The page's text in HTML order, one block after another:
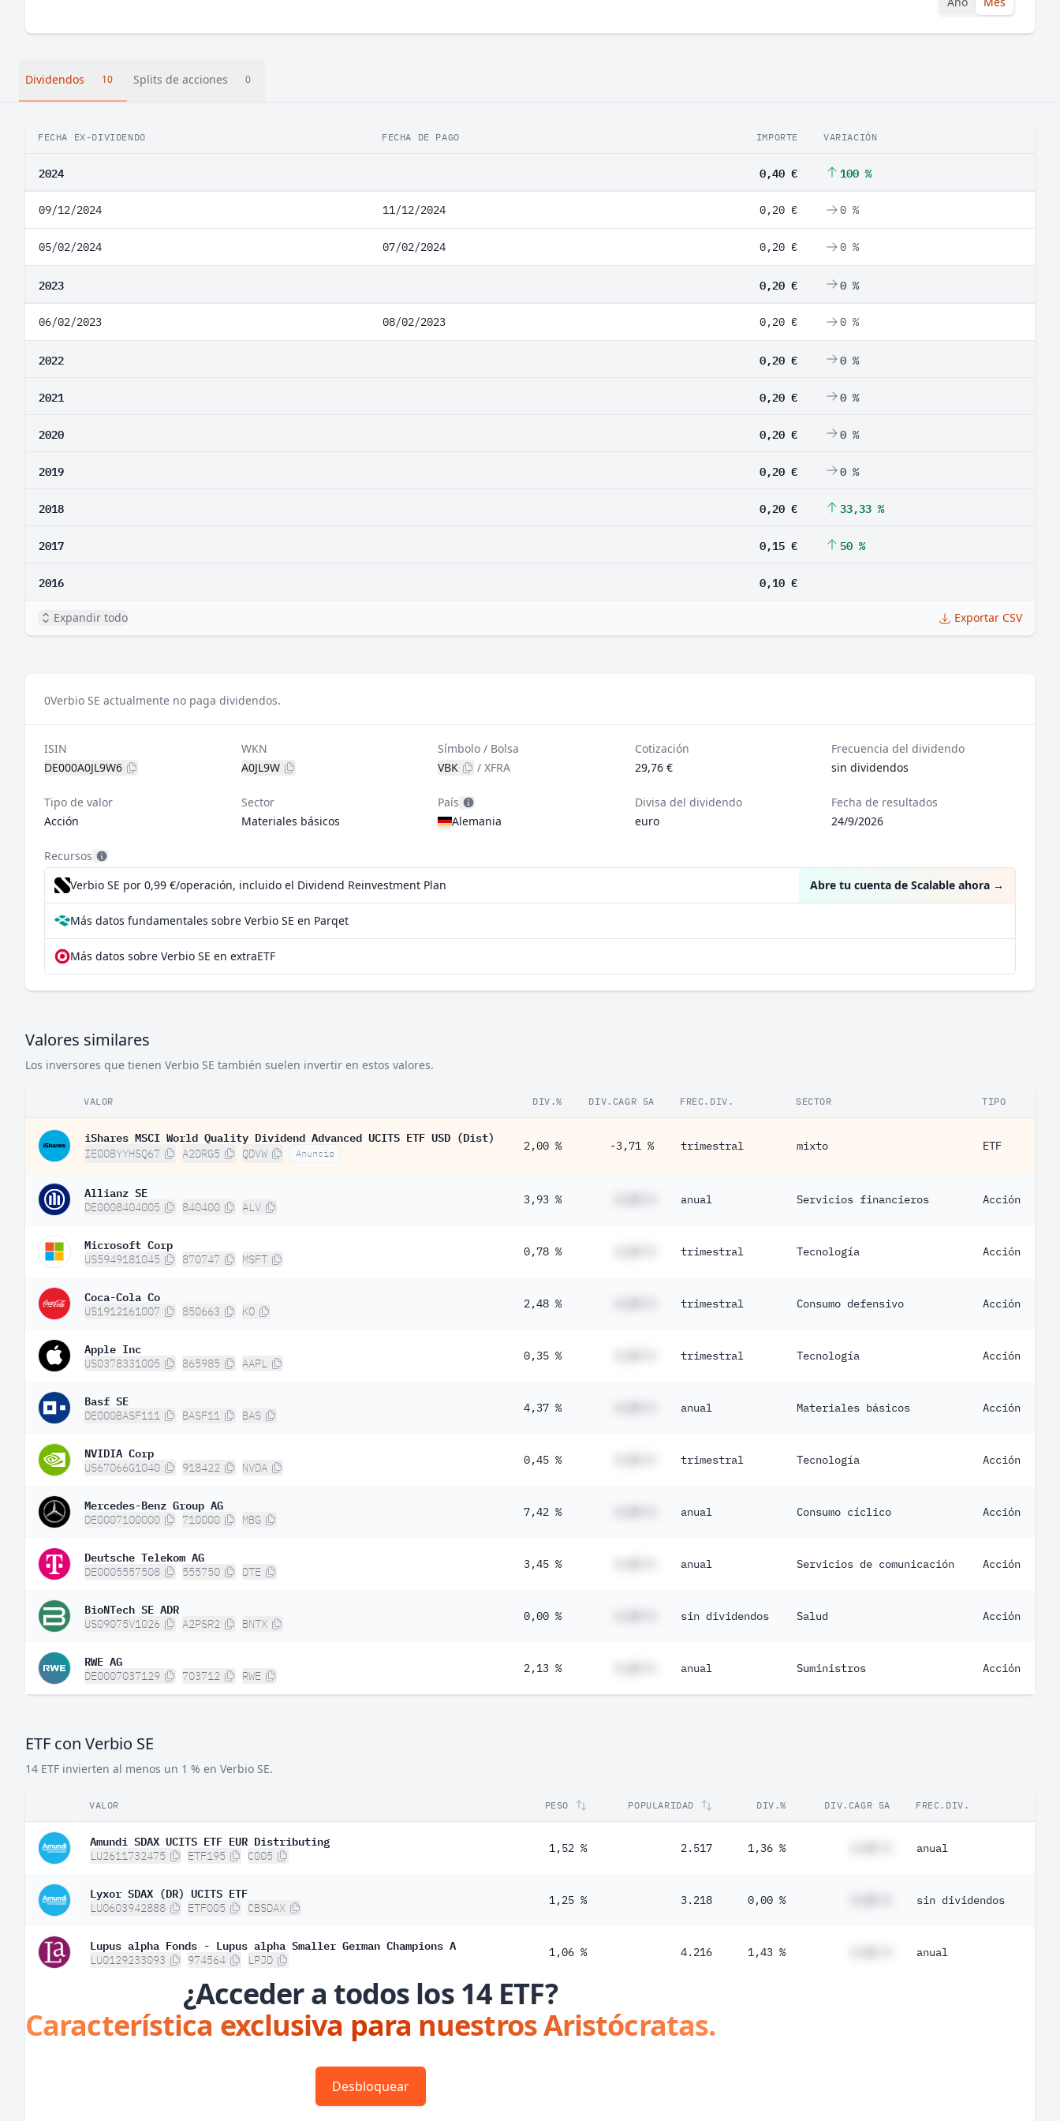
Dividendos 10 Splits de acciones 0
FECHA EX-DIVIDENDO FECHA DE PAGO IMPORTE VARIACIÓN
2024 0,40 € 100 %
09/12/2024 11/12/2024 0,20 € 0 %
05/02/2024 07/02/2024 0,20 € 0 %
2023 0,20 € 0 %
06/02/2023 08/02/2023 0,20 € 0 %
2022 0,20 € 0 %
2021 0,20 € 0 %
2020 0,20 € 0 %
2019 0,20 € 0 %
2018 0,20 € 33,33 %
2017 0,15 € 50 %
2016 0,10 €
Expandir todo Exportar CSV
0Verbio SE actualmente no paga dividendos.
ISIN
DE000A0JL9W6
WKN
A0JL9W
Símbolo / Bolsa
VBK
/XFRA
Cotización
29,76 €
Frecuencia del dividendo
sin dividendos
Tipo de valor
Acción
Sector
Materiales básicos
País
Alemania
Divisa del dividendo
euro
Fecha de resultados
24/9/2026
Recursos
Verbio SE por 0,99 €/operación, incluido el Dividend Reinvestment Plan
Abre tu cuenta de Scalable ahora →
Más datos fundamentales sobre Verbio SE en Parqet
Más datos sobre Verbio SE en extraETF
Valores similares
Los inversores que tienen Verbio SE también suelen invertir en estos valores.
VALOR DIV.% DIV.CAGR 5A FREC.DIV. SECTOR TIPO
iShares MSCI World Quality Dividend Advanced UCITS ETF USD (Dist)
IE00BYYHSQ67 A2DRG5 QDVW Anuncio
2,00 % -3,71 % trimestral mixto ETF
Allianz SE
DE0008404005 840400 ALV
3,93 % anual Servicios financieros Acción
Microsoft Corp
US5949181045 870747 MSFT
0,78 % trimestral Tecnología Acción
Coca-Cola Co
US1912161007 850663 KO
2,48 % trimestral Consumo defensivo Acción
Apple Inc
US0378331005 865985 AAPL
0,35 % trimestral Tecnología Acción
Basf SE
DE000BASF111 BASF11 BAS
4,37 % anual Materiales básicos Acción
NVIDIA Corp
US67066G1040 918422 NVDA
0,45 % trimestral Tecnología Acción
Mercedes-Benz Group AG
DE0007100000 710000 MBG
7,42 % anual Consumo cíclico Acción
Deutsche Telekom AG
DE0005557508 555750 DTE
3,45 % anual Servicios de comunicación Acción
BioNTech SE ADR
US09075V1026 A2PSR2 BNTX
0,00 % sin dividendos Salud Acción
RWE AG
DE0007037129 703712 RWE
2,13 % anual Suministros Acción
ETF con Verbio SE
14 ETF invierten al menos un 1 % en Verbio SE.
VALOR PESO POPULARIDAD DIV.% DIV.CAGR 5A FREC.DIV.
Amundi SDAX UCITS ETF EUR Distributing
LU2611732475 ETF195 C005
1,52 % 2.517 1,36 % anual
Lyxor SDAX (DR) UCITS ETF
LU0603942888 ETF005 CBSDAX
1,25 % 3.218 0,00 % sin dividendos
Lupus alpha Fonds - Lupus alpha Smaller German Champions A
LU0129233093 974564 LPJD
1,06 % 4.216 1,43 % anual
¿Acceder a todos los 14 ETF?
Característica exclusiva para nuestros Aristócratas.
Desbloquear